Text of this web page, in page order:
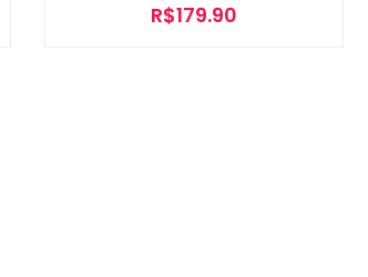
R$179.90